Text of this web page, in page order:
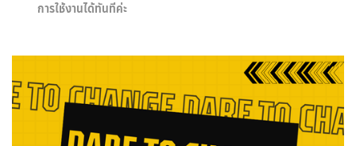
การใช้งานได้ทันทีค่ะ